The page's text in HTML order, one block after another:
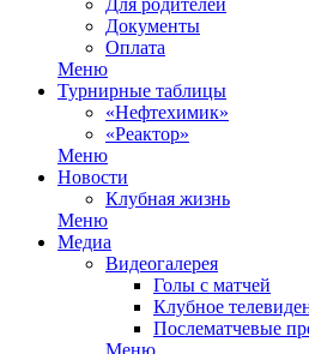
Для родителей
Документы
Оплата
Меню
Турнирные таблицы
«Нефтехимик»
«Реактор»
Меню
Новости
Клубная жизнь
Меню
Медиа
Видеогалерея
Голы с матчей
Клубное
Послематчевые
Меню